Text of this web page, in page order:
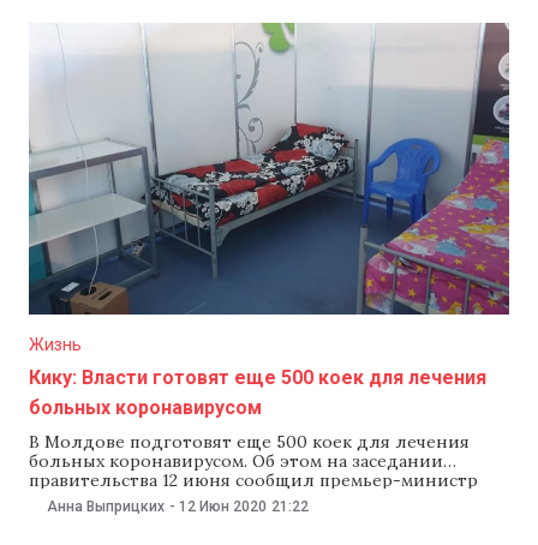
котором присутствовали премьер-министр Ион Кику
и президент Игорь Додон. На заседании депутаты
обсудили возможность введения требования
Жизнь
Кику: Власти готовят еще 500 коек для лечения
больных коронавирусом
В Молдове подготовят еще 500 коек для лечения
больных коронавирусом. Об этом на заседании
правительства 12 июня сообщил премьер-министр
Ион Кику. По словам Кику, власти намерены
перепрофилировать часть медицинских учреждений
Анна Выприцких - 12 Июн 2020 21:22